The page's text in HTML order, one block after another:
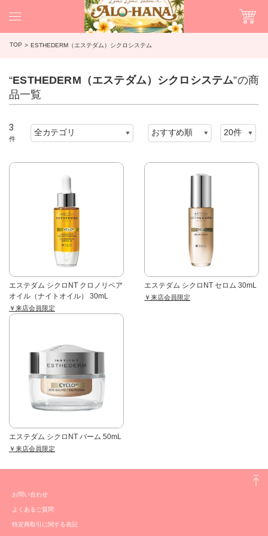
TOP ESTHEDERM（エステダム）シクロシステム
“ESTHEDERM（エステダム）シクロシステム”の商
品一覧
3
件
エステダム シクロNT クロノリペア
オイル（ナイトオイル） 30mL
￥来店会員限定
エステダム シクロNT セロム 30mL
￥来店会員限定
エステダム シクロNT バーム 50mL
￥来店会員限定
お問い合わせ
よくあるご質問
特定商取引に関する表記